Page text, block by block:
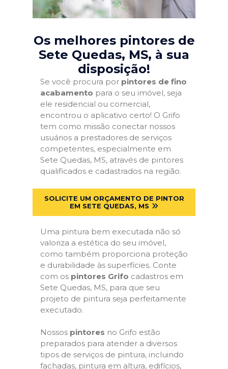
Os melhores pintores de
Sete Quedas, MS, à sua
disposição!
Se você procura por pintores de fino
acabamento para o seu imóvel, seja
ele residencial ou comercial,
encontrou o aplicativo certo! O Grifo
tem como missão conectar nossos
usuários a prestadores de serviços
competentes, especialmente em
Sete Quedas, MS, através de pintores
qualificados e cadastrados na região.
SOLICITE UM ORÇAMENTO DE PINTOR
EM SETE QUEDAS, MS
Uma pintura bem executada não só
valoriza a estética do seu imóvel,
como também proporciona proteção
e durabilidade às superfícies. Conte
com os pintores Grifo cadastros em
Sete Quedas, MS, para que seu
projeto de pintura seja perfeitamente
executado.
Nossos pintores no Grifo estão
preparados para atender a diversos
tipos de serviços de pintura, incluindo
fachadas, pintura em altura, edifícios,